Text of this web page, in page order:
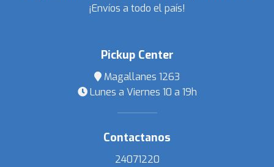
¡Envíos a todo el país!
Pickup Center
Magallanes 1263
Lunes a Viernes 10 a 19h
Contactanos
24071220